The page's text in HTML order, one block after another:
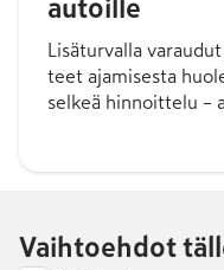
autoille
Lisäturvalla
teet ajamisesta
selkeä hinnoittelu –
Vaihtoehdot